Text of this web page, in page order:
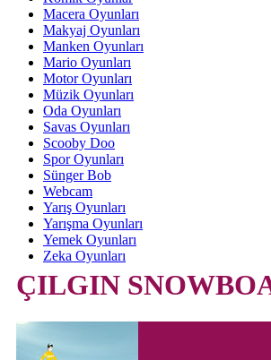
Macera Oyunları
Makyaj Oyunları
Manken Oyunları
Mario Oyunları
Motor Oyunları
Müzik Oyunları
Oda Oyunları
Savas Oyunları
Scooby Doo
Spor Oyunları
Sünger Bob
Webcam
Yarış Oyunları
Yarışma Oyunları
Yemek Oyunları
Zeka Oyunları
ÇILGIN